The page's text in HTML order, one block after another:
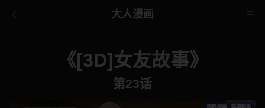
大人漫画
《[3D]女友故事》
第23话